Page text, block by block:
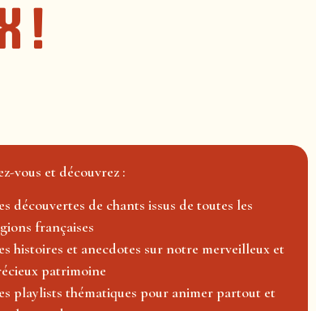
!
vous et découvrez :
découvertes de chants issus de toutes les
françaises
histoires et anecdotes sur notre merveilleux et
patrimoine
playlists thématiques pour animer partout et